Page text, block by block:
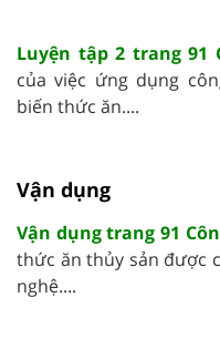
Luyện tập 2 trang 91
của việc ứng dụng
biến thức ăn....
Vận dụng
Vận dụng trang 91
thức ăn thủy sản được
nghệ....